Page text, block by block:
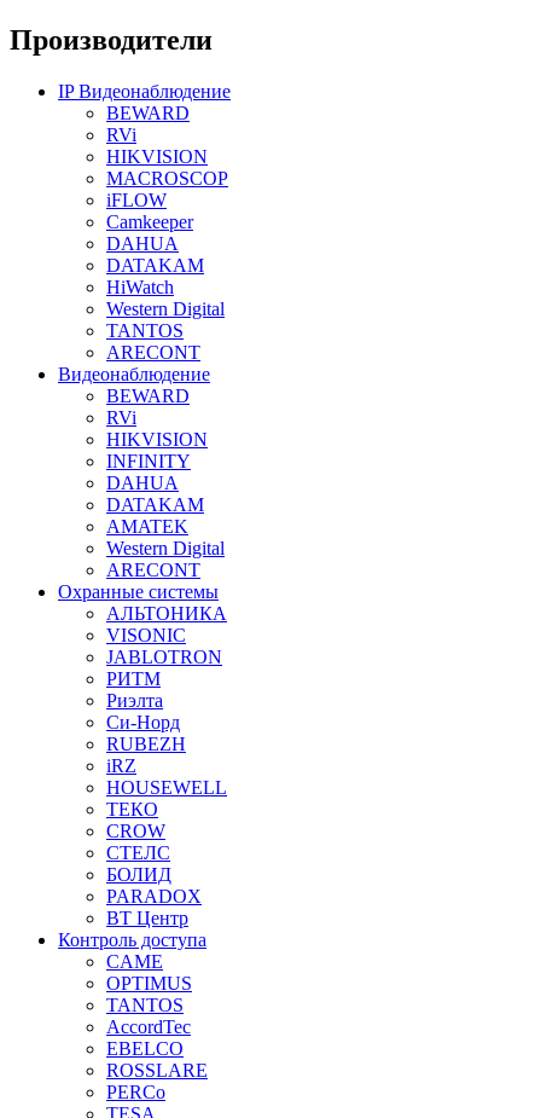
Производители
IP Видеонаблюдение
BEWARD
RVi
HIKVISION
MACROSCOP
iFLOW
Camkeeper
DAHUA
DATAKAM
HiWatch
Western Digital
TANTOS
ARECONT
Видеонаблюдение
BEWARD
RVi
HIKVISION
INFINITY
DAHUA
DATAKAM
AMATEK
Western Digital
ARECONT
Охранные системы
АЛЬТОНИКА
VISONIC
JABLOTRON
РИТМ
Риэлта
Си-Норд
RUBEZH
iRZ
HOUSEWELL
ТЕКО
CROW
СТЕЛС
БОЛИД
PARADOX
ВТ Центр
Контроль доступа
CAME
OPTIMUS
TANTOS
AccordTec
EBELCO
ROSSLARE
PERCo
TESA